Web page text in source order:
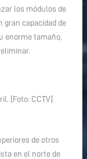
los módulos de
gran capacidad de
enorme tamaño,
[Foto: CCTV]
de otros
en el norte de